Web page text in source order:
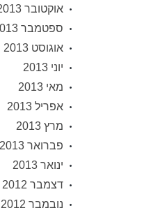
אוקטובר 2013
ספטמבר 2013
אוגוסט 2013
יוני 2013
מאי 2013
אפריל 2013
מרץ 2013
פברואר 2013
ינואר 2013
דצמבר 2012
נובמבר 2012